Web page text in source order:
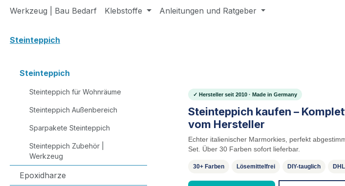
Werkzeug | Bau Bedarf
Klebstoffe Anleitungen und Ratgeber
Steinteppich
Steinteppich
Steinteppich für Wohnräume
Steinteppich Außenbereich
Sparpakete Steinteppich
Steinteppich Zubehör |
Werkzeug
Epoxidharze
✓ Hersteller seit 2010 · Made in Germany
Steinteppich kaufen –
vom Hersteller
Echter italienischer Marmorkies, perfekt
Set. Über 30 Farben sofort lieferbar.
30+ Farben Lösemittelfrei DIY-tauglich